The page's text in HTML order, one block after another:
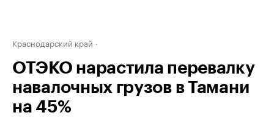
Краснодарский край
ОТЭКО нарастила перевалку
навалочных грузов в Тамани
на 45%